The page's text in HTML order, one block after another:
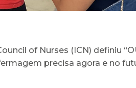
of Nurses (ICN) definiu
precisa agora e no